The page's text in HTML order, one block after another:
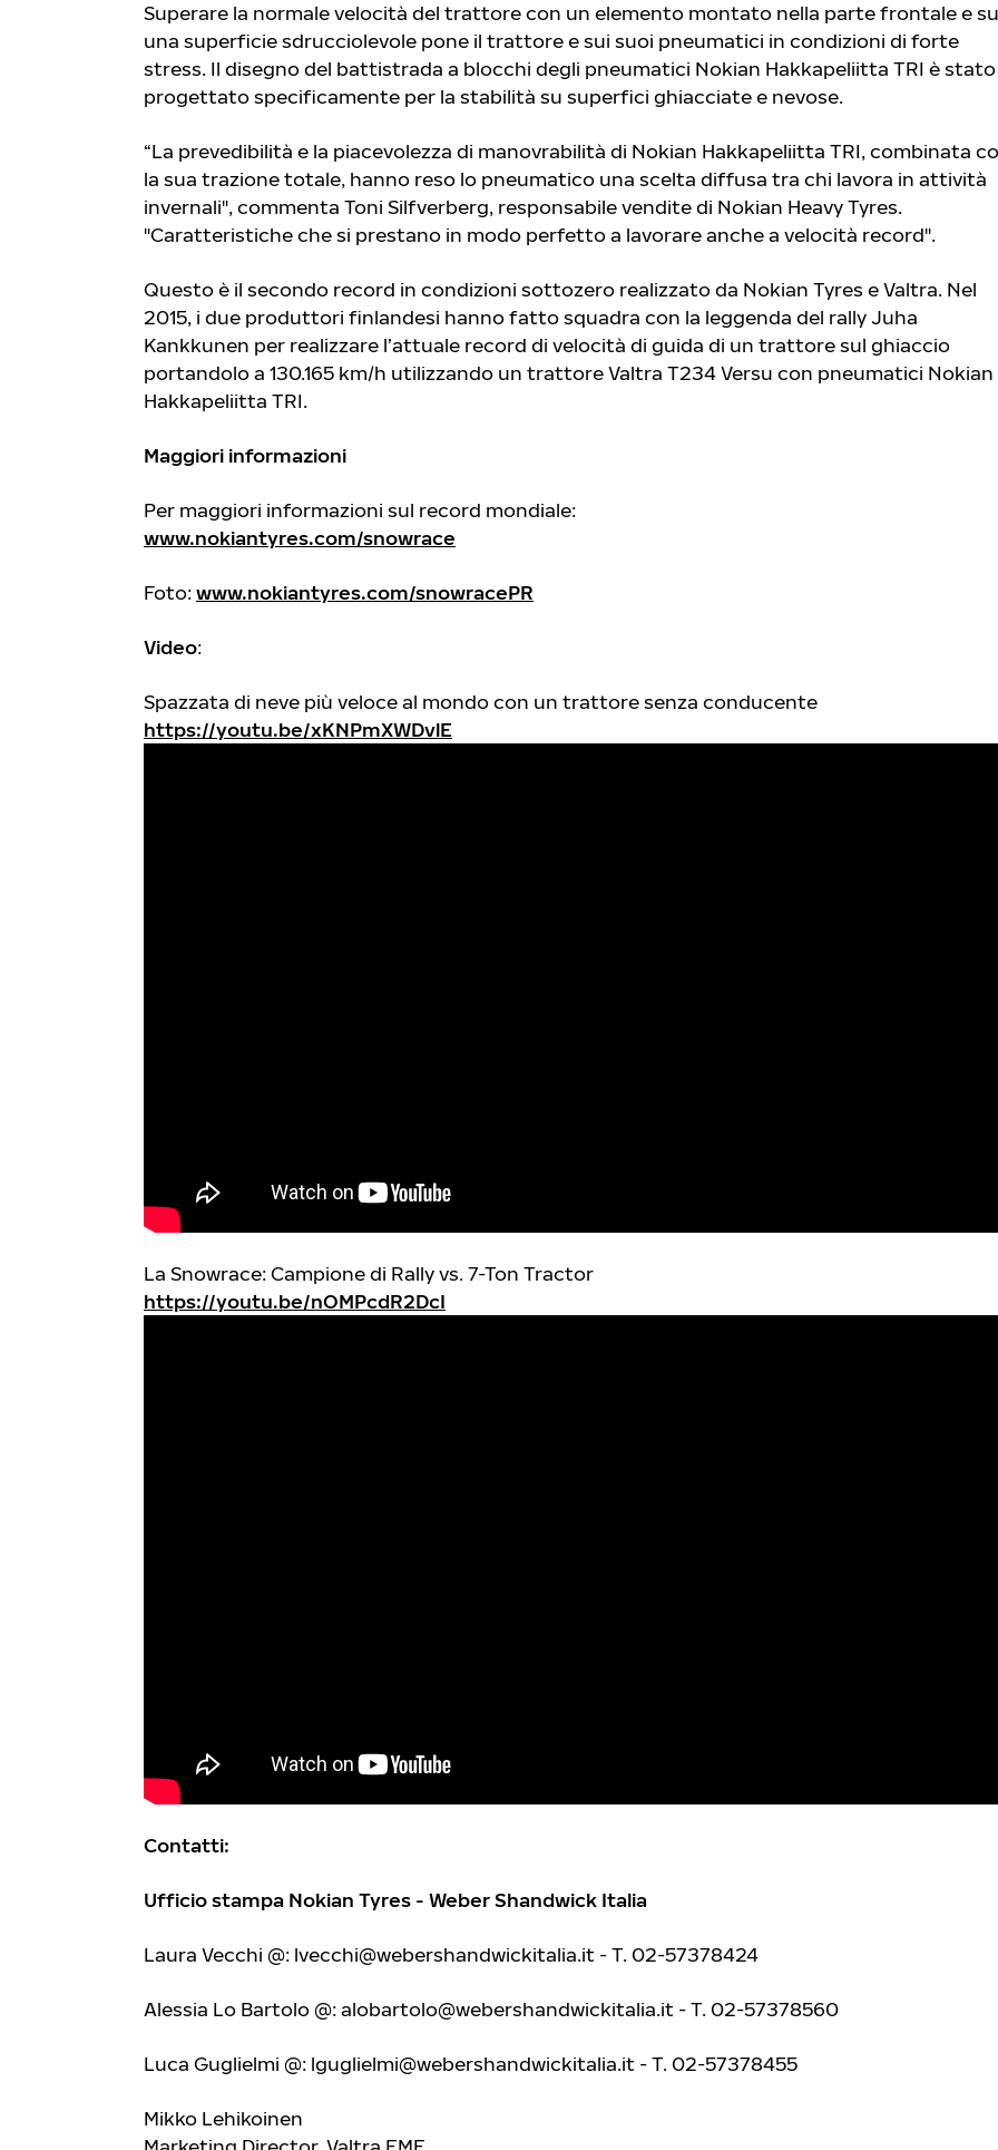
Superare la normale velocità del trattore con un elemento montato nella parte frontale e su
una superficie sdrucciolevole pone il trattore e sui suoi pneumatici in condizioni di forte
stress. Il disegno del battistrada a blocchi degli pneumatici Nokian Hakkapeliitta TRI è stato
progettato specificamente per la stabilità su superfici ghiacciate e nevose.
“La prevedibilità e la piacevolezza di manovrabilità di Nokian Hakkapeliitta TRI, combinata
la sua trazione totale, hanno reso lo pneumatico una scelta diffusa tra chi lavora in attività
invernali", commenta Toni Silfverberg, responsabile vendite di Nokian Heavy Tyres.
"Caratteristiche che si prestano in modo perfetto a lavorare anche a velocità record".
Questo è il secondo record in condizioni sottozero realizzato da Nokian Tyres e Valtra. Nel
2015, i due produttori finlandesi hanno fatto squadra con la leggenda del rally Juha
Kankkunen per realizzare l’attuale record di velocità di guida di un trattore sul ghiaccio
portandolo a 130.165 km/h utilizzando un trattore Valtra T234 Versu con pneumatici Nokian
Hakkapeliitta TRI.
Maggiori informazioni
Per maggiori informazioni sul record mondiale:
www.nokiantyres.com/snowrace
Foto:www.nokiantyres.com/snowracePR
Video:
Spazzata di neve più veloce al mondo con un trattore senza conducente
https://youtu.be/xKNPmXWDvlE
La Snowrace: Campione di Rally vs. 7-Ton Tractor
https://youtu.be/nOMPcdR2DcI
Contatti:
Ufficio stampa Nokian Tyres - Weber Shandwick Italia
Laura Vecchi @: lvecchi@webershandwickitalia.it - T. 02-57378424
Alessia Lo Bartolo @:alobartolo@webershandwickitalia.it - T. 02-57378560
Luca Guglielmi @: lguglielmi@webershandwickitalia.it - T. 02-57378455
Mikko Lehikoinen